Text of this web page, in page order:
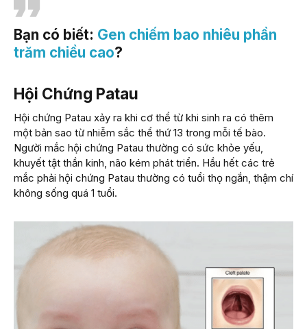
Bạn có biết: Gen chiếm bao nhiêu phần
trăm chiều cao?
Hội Chứng Patau
Hội chứng Patau xảy ra khi cơ thể từ khi sinh ra có thêm
một bản sao từ nhiễm sắc thể thứ 13 trong mỗi tế bào.
Người mắc hội chứng Patau thường có sức khỏe yếu,
khuyết tật thần kinh, não kém phát triển. Hầu hết các trẻ
mắc phải hội chứng Patau thường có tuổi thọ ngắn, thậm chí
không sống quá 1 tuổi.